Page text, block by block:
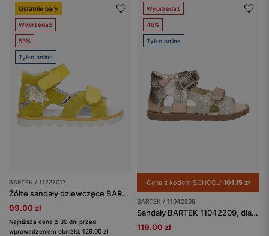
Ostatnie pary
Wyprzedaż
55%
Tylko online
BARTEK / 11227017
Żółte sandały dziewczęce BARTEK 11227017 z błyszczącą palmą
99.00 zł
Najniższa cena z 30 dni przed
wprowadzeniem obniżki: 129.00 zł
Wyprzedaż
48%
Tylko online
Cena z kodem SCHOOL: 101.15 zł
BARTEK / 11042209
Sandały BARTEK 11042209, dla dziewcząt, złoto-beżowy
119.00 zł